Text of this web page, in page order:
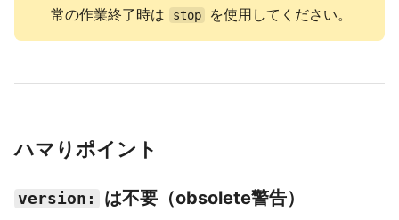
常の作業終了時は
stop を使用してください。
ハマりポイント
version: は不要（obsolete警告）